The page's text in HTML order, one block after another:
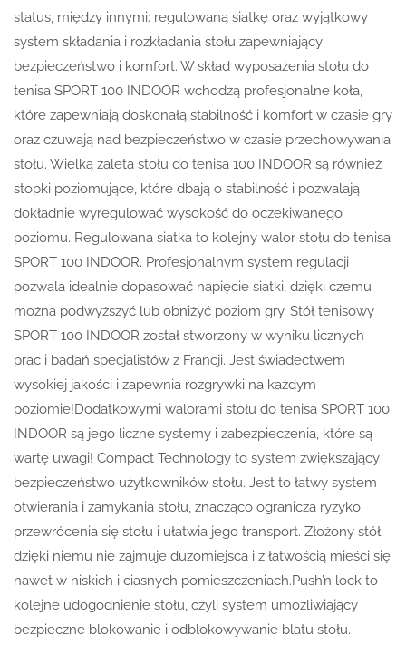
status, między innymi: regulowaną siatkę oraz wyjątkowy
system składania i rozkładania stołu zapewniający
bezpieczeństwo i komfort. W skład wyposażenia stołu do
tenisa SPORT 100 INDOOR wchodzą profesjonalne koła,
które zapewniają doskonałą stabilność i komfort w czasie gry
oraz czuwają nad bezpieczeństwo w czasie przechowywania
stołu. Wielką zaleta stołu do tenisa 100 INDOOR są również
stopki poziomujące, które dbają o stabilność i pozwalają
dokładnie wyregulować wysokość do oczekiwanego
poziomu. Regulowana siatka to kolejny walor stołu do tenisa
SPORT 100 INDOOR. Profesjonalnym system regulacji
pozwala idealnie dopasować napięcie siatki, dzięki czemu
można podwyższyć lub obniżyć poziom gry. Stół tenisowy
SPORT 100 INDOOR został stworzony w wyniku licznych
prac i badań specjalistów z Francji. Jest świadectwem
wysokiej jakości i zapewnia rozgrywki na każdym
poziomie!Dodatkowymi walorami stołu do tenisa SPORT 100
INDOOR są jego liczne systemy i zabezpieczenia, które są
wartę uwagi! Compact Technology to system zwiększający
bezpieczeństwo użytkowników stołu. Jest to łatwy system
otwierania i zamykania stołu, znacząco ogranicza ryzyko
przewrócenia się stołu i ułatwia jego transport. Złożony stół
dzięki niemu nie zajmuje dużomiejsca i z łatwością mieści się
nawet w niskich i ciasnych pomieszczeniach.Push’n lock to
kolejne udogodnienie stołu, czyli system umożliwiający
bezpieczne blokowanie i odblokowywanie blatu stołu.